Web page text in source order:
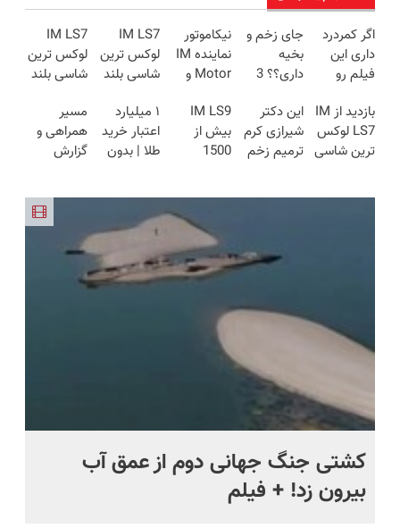
اگر کمردرد
داری این
فیلم رو
◗پرسش‌نامه
رو پر کن◖
جای زخم و
بخیه
داری؟؟ 3
محوش کن!
نیکاموتور
نماینده IM
Motor و
در ایران
IM LS7
لوکس ترین
شاسی بلند
IM LS7
لوکس ترین
شاسی بلند
بازدید از IM
LS7 لوکس
ترین شاسی
این دکتر
شیرازی کرم
ترمیم زخم
IM LS9
بیش از
1500
۱ میلیارد
اعتبار خرید
طلا | بدون
مسیر
همراهی و
گزارش
کشتی‌ جنگ جهانی دوم از عمق آب
بیرون زد! + فیلم